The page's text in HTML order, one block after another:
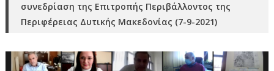
συνεδρίαση της Επιτροπής Περιβάλλοντος της
Περιφέρειας Δυτικής Μακεδονίας (7-9-2021)